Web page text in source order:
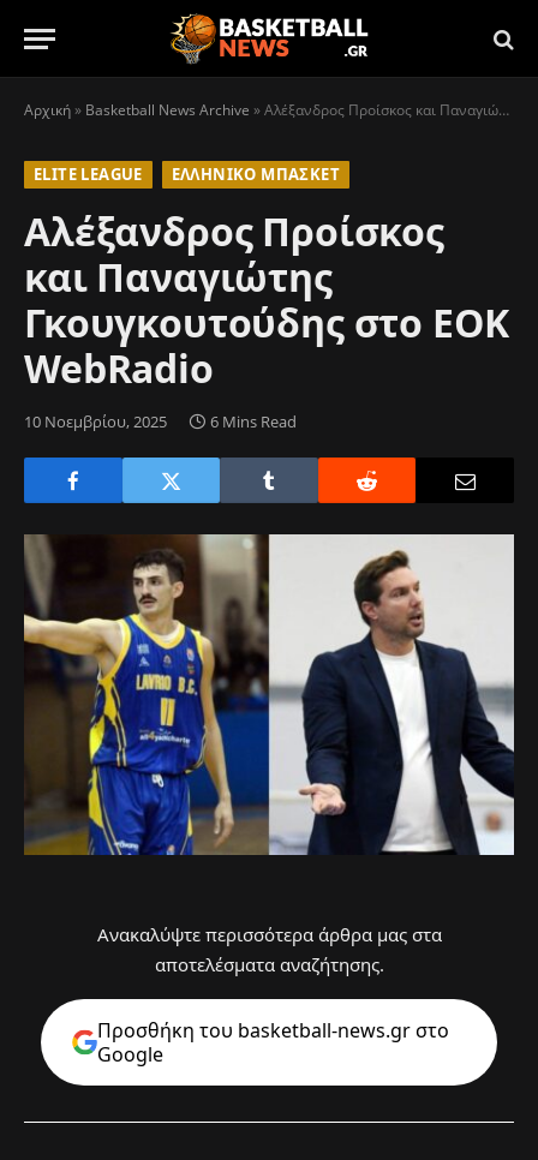
Αρχική» Basketball News Archive »Αλέξανδρος Προίσκος και Παναγιώτης Γκουγκουτούδης στο EOK WebRadio
ELITE LEAGUE ΕΛΛΗΝΙΚΌ ΜΠΆΣΚΕΤ
Αλέξανδρος Προίσκος
και Παναγιώτης
Γκουγκουτούδης στο EOK
WebRadio
10 Νοεμβρίου, 2025 6 Mins Read
Ανακαλύψτε περισσότερα άρθρα μας στα
αποτελέσματα αναζήτησης.
Προσθήκη του basketball-news.gr στo
Google